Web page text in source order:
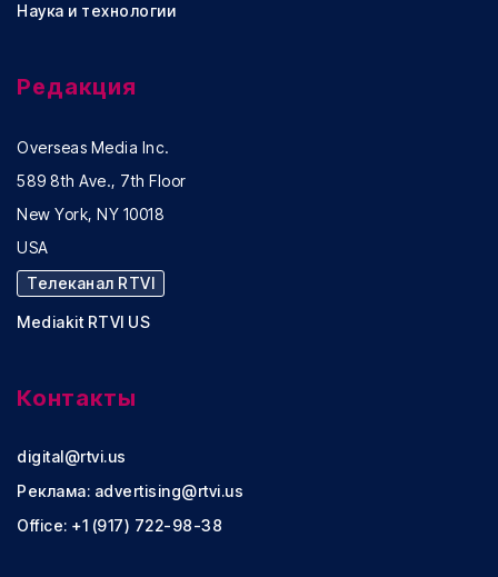
Наука и технологии
Редакция
Overseas Media Inc.
589 8th Ave., 7th Floor
New York, NY 10018
USA
Телеканал RTVI
Mediakit RTVI US
Контакты
digital@rtvi.us
Реклама: advertising@rtvi.us
Office: +1 (917) 722-98-38